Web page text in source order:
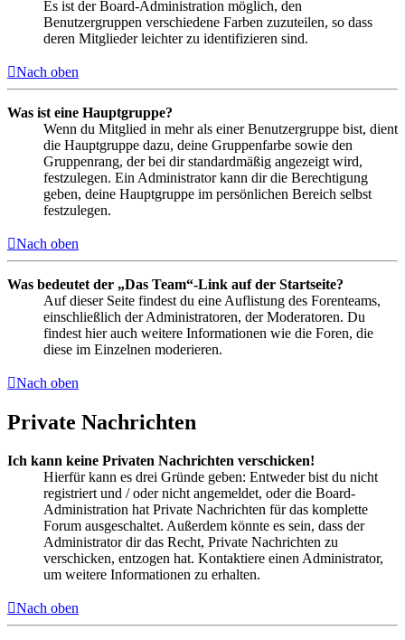
Es ist der Board-Administration möglich, den
Benutzergruppen verschiedene Farben zuzuteilen, so dass
deren Mitglieder leichter zu identifizieren sind.
Nach oben
Was ist eine Hauptgruppe?
Wenn du Mitglied in mehr als einer Benutzergruppe bist, dient
die Hauptgruppe dazu, deine Gruppenfarbe sowie den
Gruppenrang, der bei dir standardmäßig angezeigt wird,
festzulegen. Ein Administrator kann dir die Berechtigung
geben, deine Hauptgruppe im persönlichen Bereich selbst
festzulegen.
Nach oben
Was bedeutet der „Das Team“-Link auf der Startseite?
Auf dieser Seite findest du eine Auflistung des Forenteams,
einschließlich der Administratoren, der Moderatoren. Du
findest hier auch weitere Informationen wie die Foren, die
diese im Einzelnen moderieren.
Nach oben
Private Nachrichten
Ich kann keine Privaten Nachrichten verschicken!
Hierfür kann es drei Gründe geben: Entweder bist du nicht
registriert und / oder nicht angemeldet, oder die Board-
Administration hat Private Nachrichten für das komplette
Forum ausgeschaltet. Außerdem könnte es sein, dass der
Administrator dir das Recht, Private Nachrichten zu
verschicken, entzogen hat. Kontaktiere einen Administrator,
um weitere Informationen zu erhalten.
Nach oben